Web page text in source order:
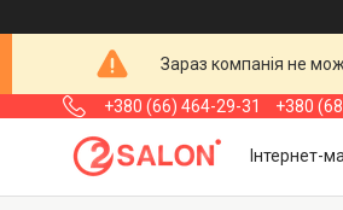
Зараз компанія не
+380 (66) 464-29-31 +380
Інтернет-